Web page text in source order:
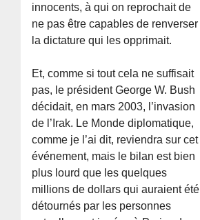
innocents, à qui on reprochait de
ne pas être capables de renverser
la dictature qui les opprimait.
Et, comme si tout cela ne suffisait
pas, le président George W. Bush
décidait, en mars 2003, l’invasion
de l’Irak. Le Monde diplomatique,
comme je l’ai dit, reviendra sur cet
événement, mais le bilan est bien
plus lourd que les quelques
millions de dollars qui auraient été
détournés par les personnes